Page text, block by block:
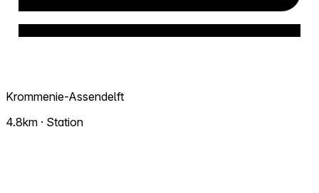
Krommenie-Assendelft
4.8km · Station